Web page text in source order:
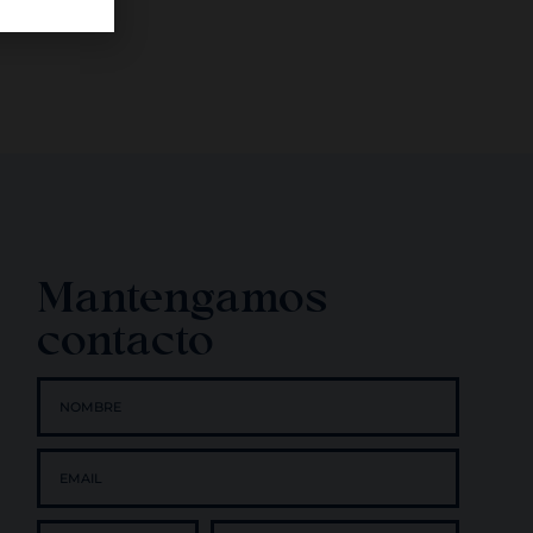
Mantengamos
contacto